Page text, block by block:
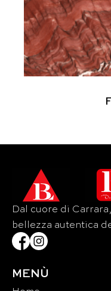
Dal cuore di
bellezza autentica
MENÙ